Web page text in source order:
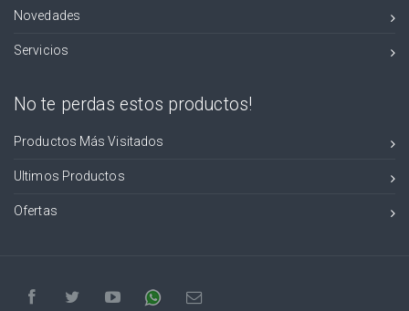
Novedades
Servicios
No te perdas estos productos!
Productos Más Visitados
Ultimos Productos
Ofertas